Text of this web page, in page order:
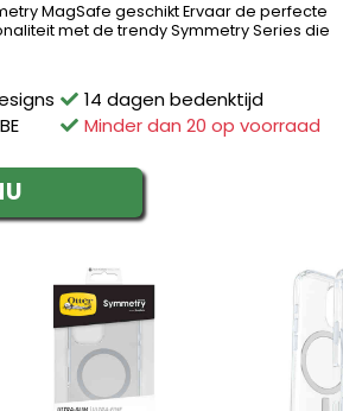
MagSafe geschikt Ervaar de perfecte
met de trendy Symmetry Series die
14 dagen bedenktijd
Minder dan 20 op voorraad